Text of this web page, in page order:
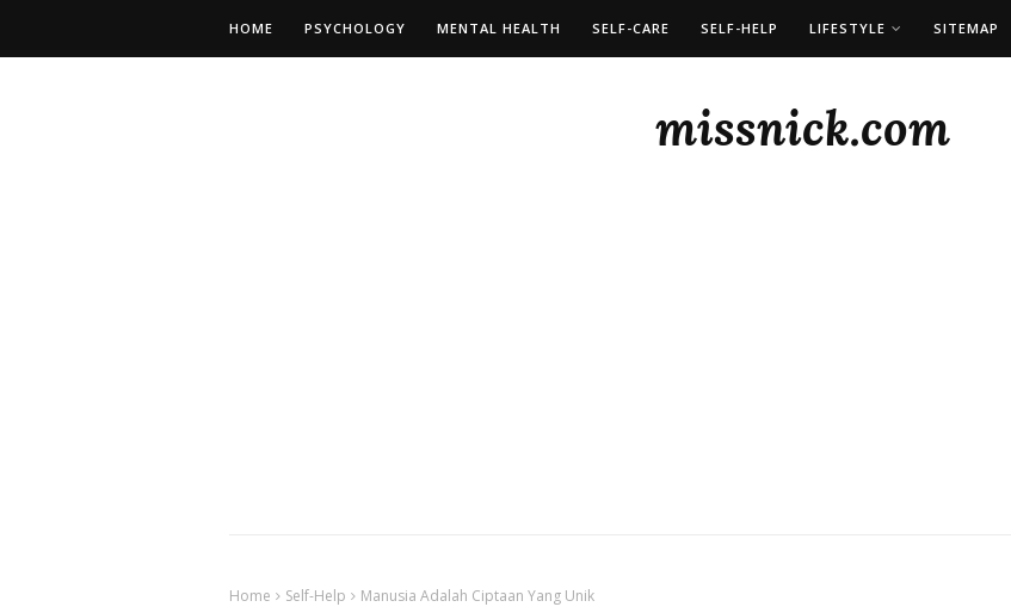
HOME PSYCHOLOGY MENTAL HEALTH SELF-CARE SELF-HELP LIFESTYLE SITEMAP
missnick.com
Home Self-Help Manusia Adalah Ciptaan Yang Unik